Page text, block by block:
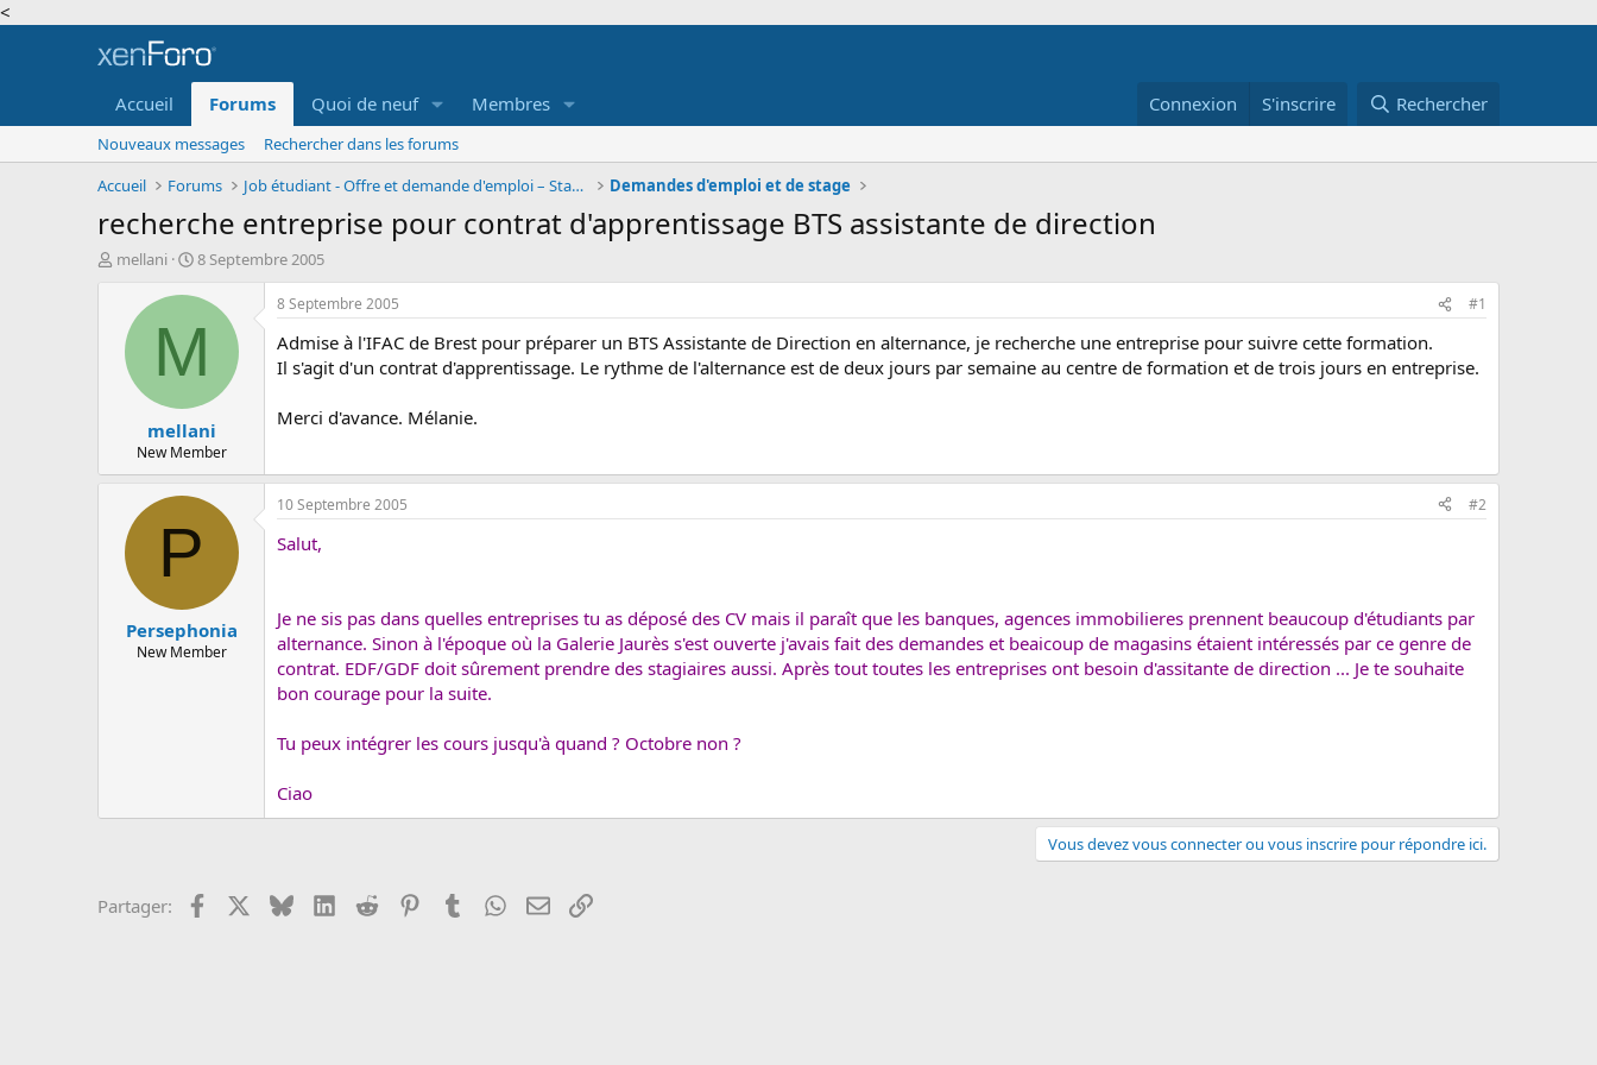
<
Accueil Forums Quoi de neuf Membres Connexion S'inscrire Rechercher
Nouveaux messages
Rechercher dans les forums
Accueil
Forums Job étudiant - Offre et demande d'emploi – Stage Demandes d'emploi et de stage
recherche entreprise pour contrat d'apprentissage BTS assistante de direction
A
d
mellani
D
t
d
é
b
u
t
8 Septembre 2005
M
mellani
New Member
8 Septembre 2005 #1
Admise à l'IFAC de Brest pour préparer un BTS Assistante de Direction en alternance, je recherche une entreprise pour suivre cette formation.
Il s'agit d'un contrat d'apprentissage. Le rythme de l'alternance est de deux jours par semaine au centre de formation et de trois jours en entreprise.
Merci d'avance. Mélanie.
P
Persephonia
New Member
10 Septembre 2005 #2
Salut,
Je ne sis pas dans quelles entreprises tu as déposé des CV mais il paraît que les banques, agences immobilieres prennent beaucoup d'étudiants par
alternance. Sinon à l'époque où la Galerie Jaurès s'est ouverte j'avais fait des demandes et beaicoup de magasins étaient intéressés par ce genre de
contrat. EDF/GDF doit sûrement prendre des stagiaires aussi. Après tout toutes les entreprises ont besoin d'assitante de direction ... Je te souhaite
bon courage pour la suite.
Tu peux intégrer les cours jusqu'à quand ? Octobre non ?
Ciao
Vous devez vous connecter ou vous inscrire pour répondre ici.
Partager: Facebook BlueskyLinkedInReddit PinterestTumblrWhatsApp
EmailLien